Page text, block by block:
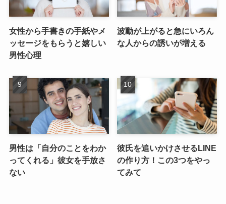
女性から手書きの手紙やメ
ッセージをもらうと嬉しい
男性心理
波動が上がると急にいろん
な人からの誘いが増える
男性は「自分のことをわか
ってくれる」彼女を手放さ
ない
彼氏を追いかけさせるLINE
の作り方！この3つをやっ
てみて